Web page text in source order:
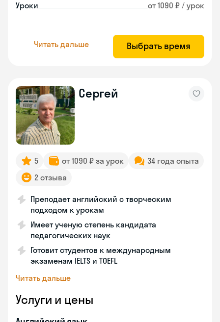
Уроки от 1090 ₽ / урок
Читать дальше Выбрать время
Сергей
5 от 1090 ₽ за урок
34 года опыта
2 отзыва
Преподает английский с творческим
подходом к урокам
Имеет ученую степень кандидата
педагогических наук
Готовит студентов к международным
экзаменам IELTS и TOEFL
Читать дальше
Услуги и цены